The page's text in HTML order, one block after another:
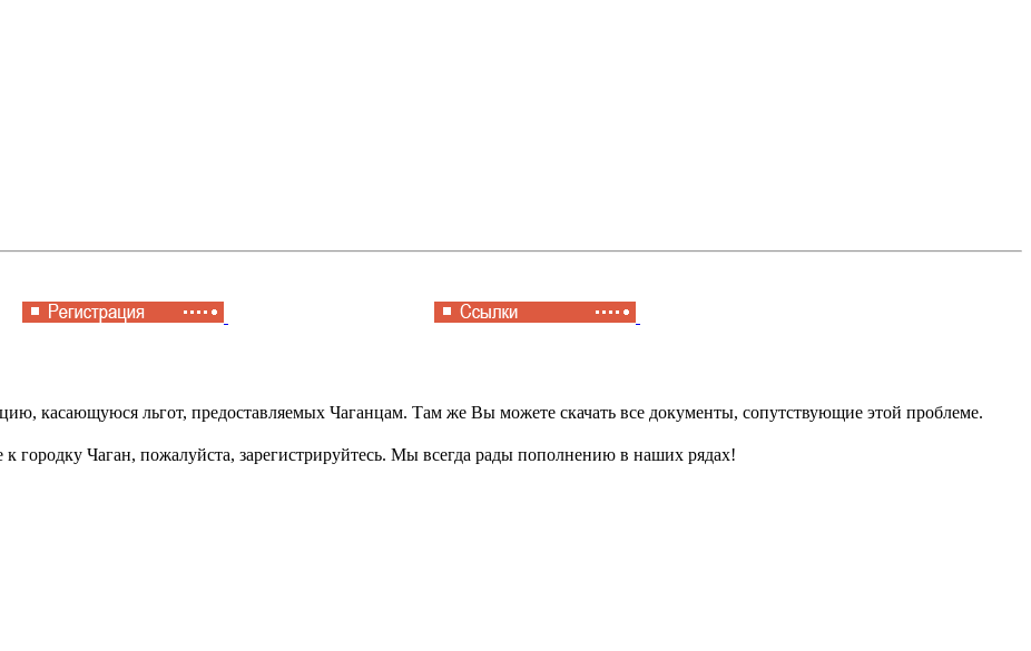
касающуюся льгот, предоставляемых Чаганцам. Там же Вы можете скачать все документы, сопутствующие этой проблеме.
городку Чаган, пожалуйста, зарегистрируйтесь. Мы всегда рады пополнению в наших рядах!